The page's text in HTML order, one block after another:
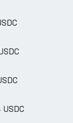
USDC